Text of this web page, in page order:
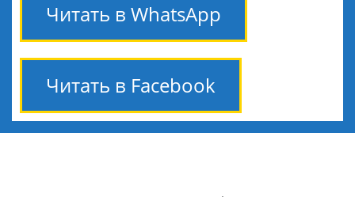
Читать в WhatsApp
Читать в Facebook